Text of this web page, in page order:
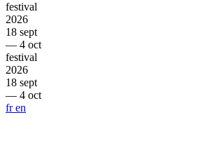
festival
2026
18 sept
— 4 oct
festival
2026
18 sept
— 4 oct
fren